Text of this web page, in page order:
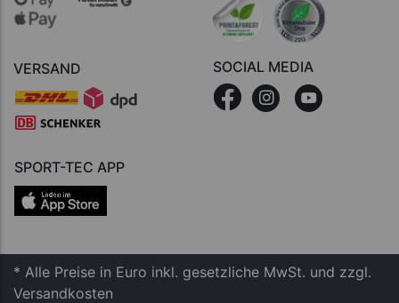
VERSAND SOCIAL MEDIA
SPORT-TEC APP
* Alle Preise in Euro inkl. gesetzliche MwSt. und zzgl.
Versandkosten